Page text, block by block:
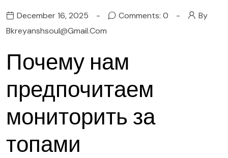
December 16, 2025 Comments: 0
By
Bkreyanshsoul@gmail.com
Почему нам
предпочитаем
мониторить за
топами